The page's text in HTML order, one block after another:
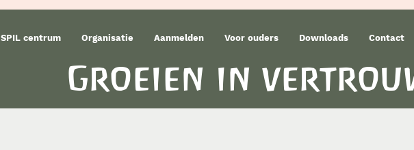
SPIL centrum Organisatie Aanmelden Voor ouders Downloads Contact
Groeien in